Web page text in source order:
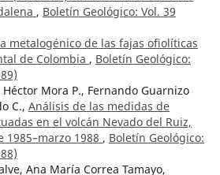
, Boletín Geológico: Vol. 39
metalogénico de las fajas ofiolíticas
de Colombia , Boletín Geológico:
Mora P., Fernando Guarnizo
C., Análisis de las medidas de
en el volcán Nevado del Ruiz,
1985–marzo 1988 , Boletín Geológico:
Ana María Correa Tamayo,